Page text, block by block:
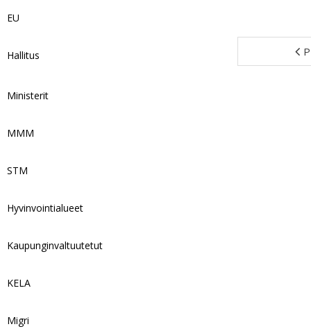
EU
Hallitus
Ministerit
MMM
STM
Hyvinvointialueet
Kaupunginvaltuutetut
KELA
Migri